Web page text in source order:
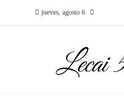
jueves, agosto 6